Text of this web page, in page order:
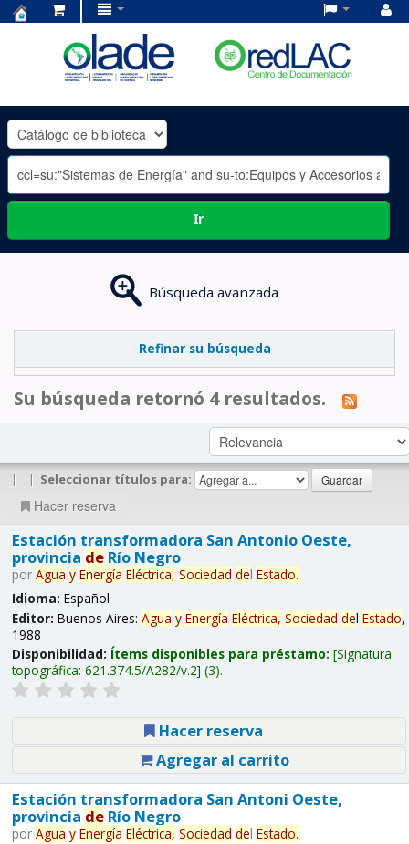
OLADE
-
Ir
Búsqueda avanzada
Refinar su búsqueda
Su búsqueda retornó 4 resultados.
| | Seleccionar títulos para:
Hacer reserva
Estación transformadora San Antonio Oeste,
provincia deRío Negro
por Agua y Energía Eléctrica, Sociedad del Estado.
Idioma: Español
Editor: Buenos Aires: Agua y Energía Eléctrica, Sociedad del Estado,
1988
Disponibilidad: Ítems disponibles para préstamo: Signatura
topográfica: 621.374.5/A282/v.2 (3).
Hacer reserva
Agregar al carrito
Estación transformadora San Antoni Oeste,
provincia deRío Negro
por Agua y Energía Eléctrica, Sociedad del Estado.